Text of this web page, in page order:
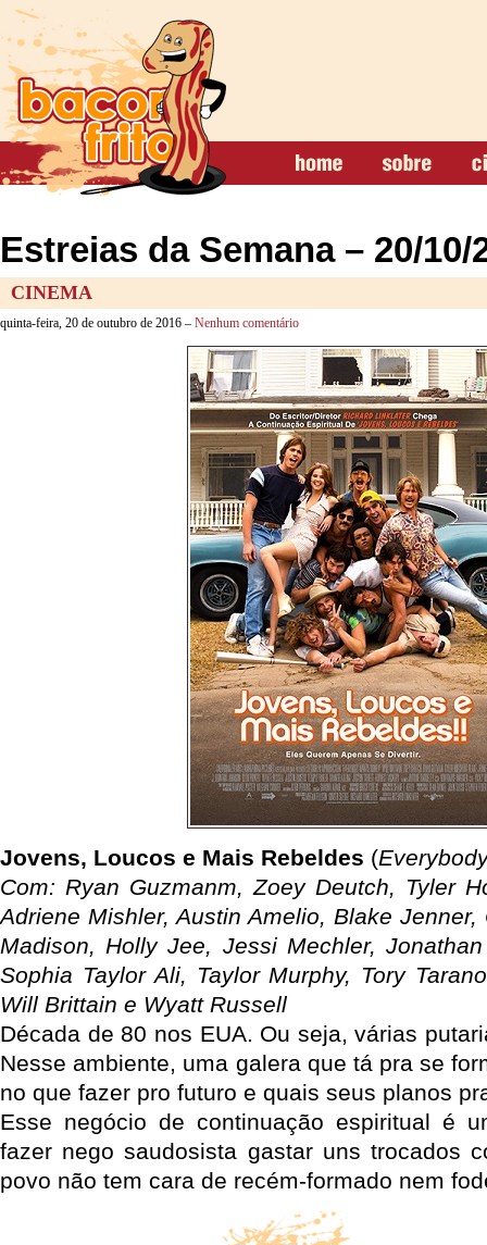
Estreias da Semana – 20/10/
CINEMA
quinta-feira, 20 de outubro de 2016 – Nenhum comentário
Jovens, Loucos e Mais Rebeldes (
Com: Ryan Guzmanm, Zoey Deutch, Tyler
Adriene Mishler, Austin Amelio, Blake Jenner,
Madison, Holly Jee, Jessi Mechler,
Sophia Taylor Ali, Taylor Murphy, Tory
Will Brittain e Wyatt Russell
Década de 80 nos EUA. Ou seja, várias
Nesse ambiente, uma galera que tá pra se
no que fazer pro futuro e quais seus planos
Esse negócio de continuação espiritual é
fazer nego saudosista gastar uns trocados
povo não tem cara de recém-formado nem